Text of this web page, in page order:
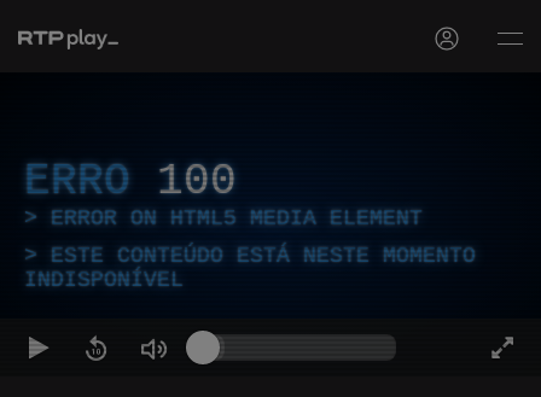
ERRO 100
ERROR ON HTML5 MEDIA ELEMENT
ESTE CONTEÚDO ESTÁ NESTE MOMENTO
INDISPONÍVEL